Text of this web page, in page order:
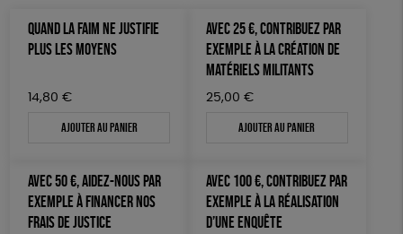
OUTILS MILITANTS
POSTERS
L214 MAG
BROCHURES
OUTILS ÉDUCATIFS
Par défaut
Prix : du - cher au + cher
Prix : du + cher au - cher
Prix
100 € - 150 €
Plus de 200€
QUAND LA FAIM NE JUSTIFIE
PLUS LES MOYENS
14,80 €
Ajouter au panier
AVEC 25 €, CONTRIBUEZ PAR
EXEMPLE À LA CRÉATION DE
MATÉRIELS MILITANTS
25,00 €
Ajouter au panier
AVEC 50 €, AIDEZ-NOUS PAR
EXEMPLE À FINANCER NOS
FRAIS DE JUSTICE
AVEC 100 €, CONTRIBUEZ PAR
EXEMPLE À LA RÉALISATION
D’UNE ENQUÊTE